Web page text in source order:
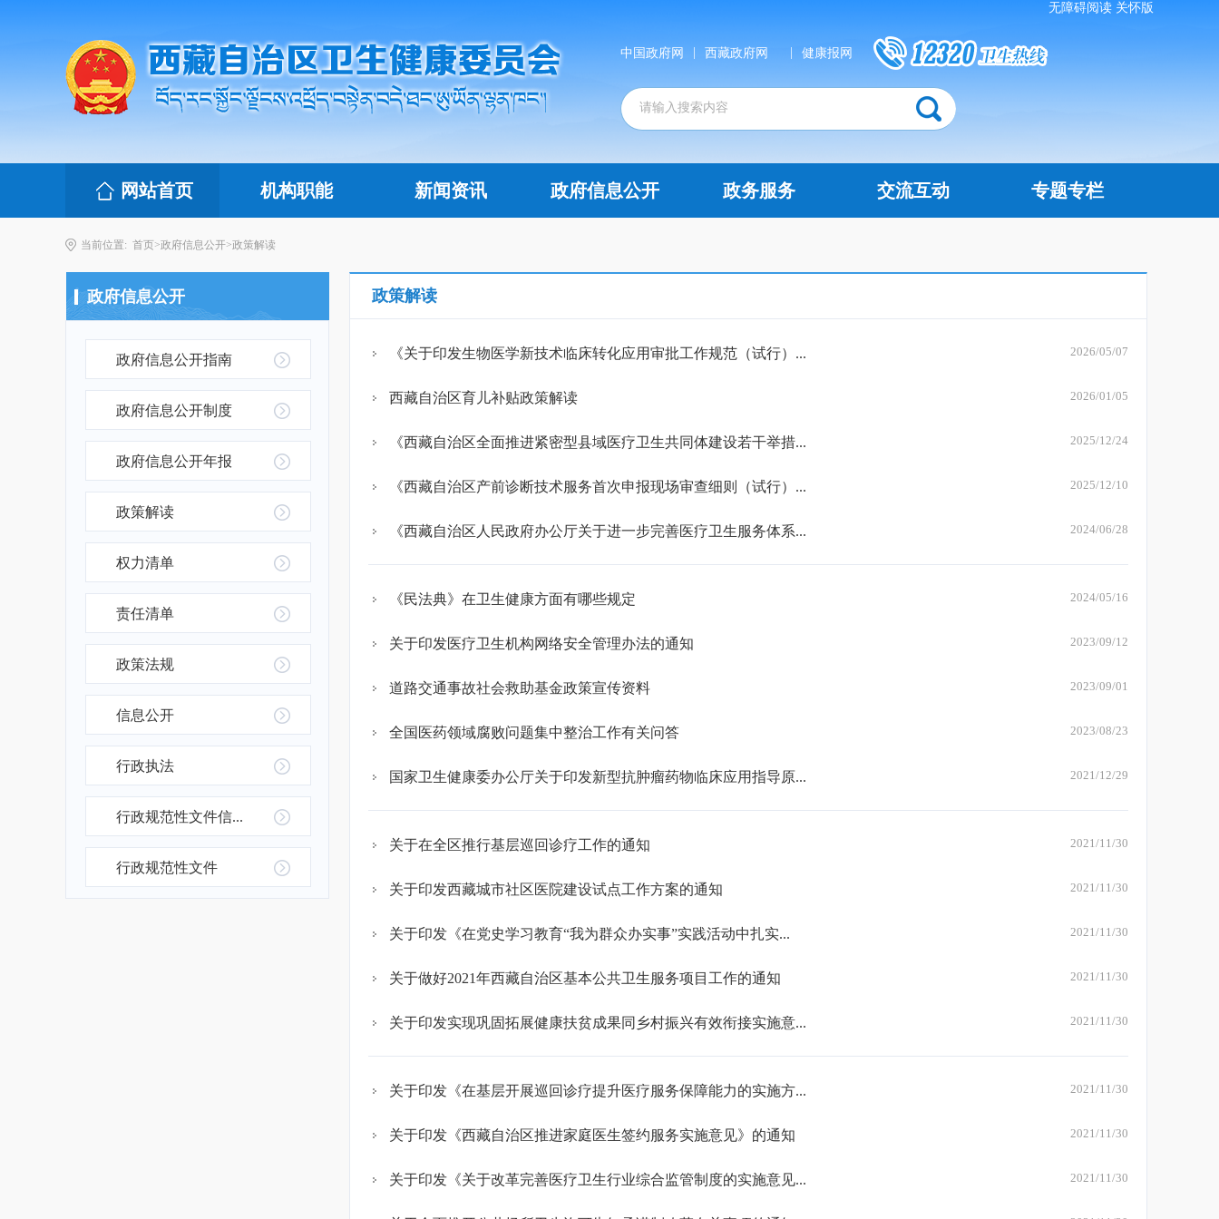
无障碍阅读 关怀版
中国政府网 西藏政府网 健康报网
网站首页 机构职能 新闻资讯 政府信息公开 政务服务 交流互动 专题专栏
当前位置: 首页>政府信息公开>政策解读
政府信息公开
政府信息公开指南
政府信息公开制度
政府信息公开年报
政策解读
权力清单
责任清单
政策法规
信息公开
行政执法
行政规范性文件信...
行政规范性文件
政策解读
《关于印发生物医学新技术临床转化应用审批工作规范（试行）... 2026/05/07
西藏自治区育儿补贴政策解读 2026/01/05
《西藏自治区全面推进紧密型县域医疗卫生共同体建设若干举措... 2025/12/24
《西藏自治区产前诊断技术服务首次申报现场审查细则（试行）... 2025/12/10
《西藏自治区人民政府办公厅关于进一步完善医疗卫生服务体系... 2024/06/28
《民法典》在卫生健康方面有哪些规定 2024/05/16
关于印发医疗卫生机构网络安全管理办法的通知 2023/09/12
道路交通事故社会救助基金政策宣传资料 2023/09/01
全国医药领域腐败问题集中整治工作有关问答 2023/08/23
国家卫生健康委办公厅关于印发新型抗肿瘤药物临床应用指导原... 2021/12/29
关于在全区推行基层巡回诊疗工作的通知 2021/11/30
关于印发西藏城市社区医院建设试点工作方案的通知 2021/11/30
关于印发《在党史学习教育“我为群众办实事”实践活动中扎实... 2021/11/30
关于做好2021年西藏自治区基本公共卫生服务项目工作的通知 2021/11/30
关于印发实现巩固拓展健康扶贫成果同乡村振兴有效衔接实施意... 2021/11/30
关于印发《在基层开展巡回诊疗提升医疗服务保障能力的实施方... 2021/11/30
关于印发《西藏自治区推进家庭医生签约服务实施意见》的通知 2021/11/30
关于印发《关于改革完善医疗卫生行业综合监管制度的实施意见... 2021/11/30